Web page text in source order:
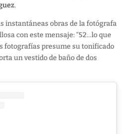
.
instantáneas obras de la fotógrafa
con este mensaje: “52…lo que
fotografías presume su tonificado
un vestido de baño de dos